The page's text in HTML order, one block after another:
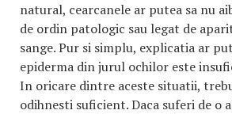
natural, cearcanele ar putea sa nu
de ordin patologic sau legat de
sange. Pur si simplu, explicatia ar
epiderma din jurul ochilor este
In oricare dintre aceste situatii,
odihnesti suficient. Daca suferi de o